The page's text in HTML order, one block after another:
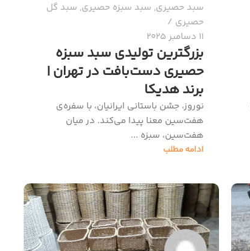
سبد حصیری, سبد سبزه حصیری, سبد گل
حصیری
11 دسامبر 2025
بزرگترین تولیدی سبد سبزه
حصیری دست‌بافت در تهران |
برند هدیکا
نوروز، جشن باستانی ایرانیان، با سفره‌ی
هفت‌سین معنا پیدا می‌کند. در میان
هفت‌سین، سبزه ...
ادامه مطلب